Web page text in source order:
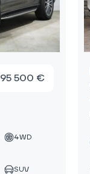
95 500 €
4WD
SUV